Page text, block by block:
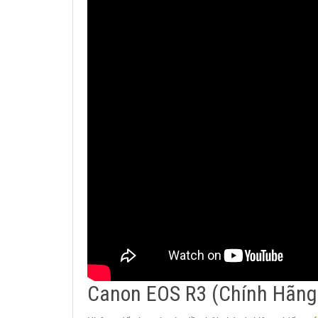
Canon EOS R3 (Chính